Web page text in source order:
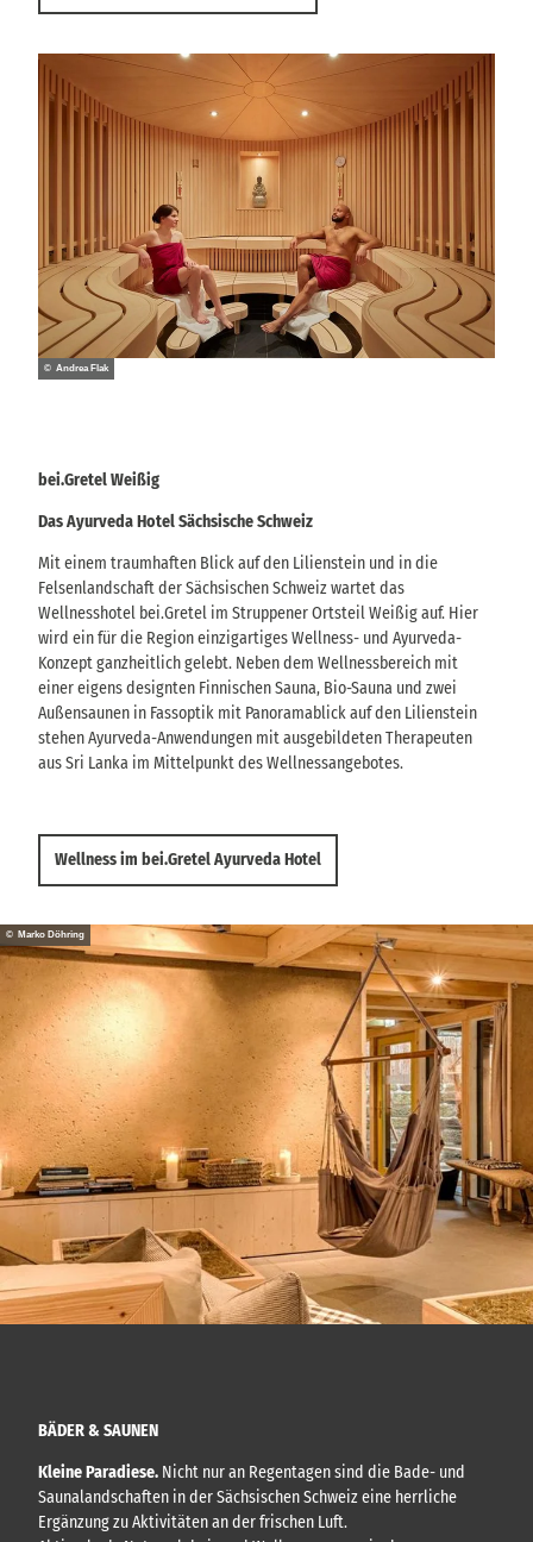
bei.Gretel Weißig
Das Ayurveda Hotel Sächsische Schweiz
Mit einem traumhaften Blick auf den Lilienstein und in die
Felsenlandschaft der Sächsischen Schweiz wartet das
Wellnesshotel bei.Gretel im Struppener Ortsteil Weißig auf. Hier
wird ein für die Region einzigartiges Wellness- und Ayurveda-
Konzept ganzheitlich gelebt. Neben dem Wellnessbereich mit
einer eigens designten Finnischen Sauna, Bio-Sauna und zwei
Außensaunen in Fassoptik mit Panoramablick auf den Lilienstein
stehen Ayurveda-Anwendungen mit ausgebildeten Therapeuten
aus Sri Lanka im Mittelpunkt des Wellnessangebotes.
Wellness im bei.Gretel Ayurveda Hotel
© Andrea Flak
BÄDER & SAUNEN
Kleine Paradiese. Nicht nur an Regentagen sind die Bade- und
Saunalandschaften in der Sächsischen Schweiz eine herrliche
Ergänzung zu Aktivitäten an der frischen Luft.
© Marko Döhring